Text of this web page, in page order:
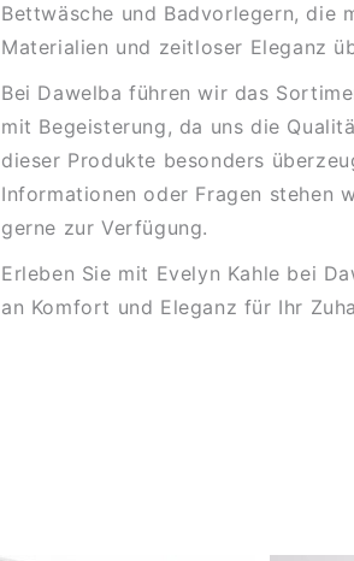
Bettwäsche und Badvorlegern, die
Materialien und zeitloser Eleganz
Bei Dawelba führen wir das
mit Begeisterung, da uns die
dieser Produkte besonders
Informationen oder Fragen stehen
gerne zur Verfügung.
Erleben Sie mit Evelyn Kahle bei
an Komfort und Eleganz für Ihr